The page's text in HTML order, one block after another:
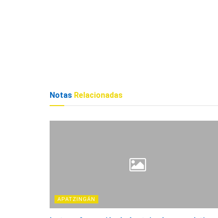
Notas Relacionadas
APATZINGÁN